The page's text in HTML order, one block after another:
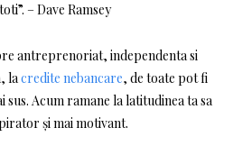
– Dave Ramsey
antreprenoriat, independenta si
lacredite nebancare, de toate pot fi
sus. Acum ramane la latitudinea ta sa
și mai motivant.